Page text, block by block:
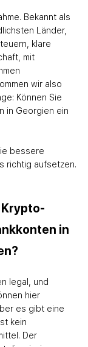
Bekannt als
Länder,
klare
mit
wir also
Können Sie
in Georgien ein
bessere
richtig aufsetzen.
Krypto-
in
legal, und
hier
es gibt eine
kein
Der